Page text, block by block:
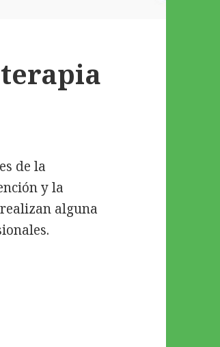
de la
y la
alguna